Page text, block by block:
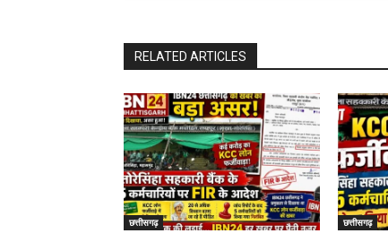
RELATED ARTICLES
छत्तीसगढ़ छत्तीसगढ़